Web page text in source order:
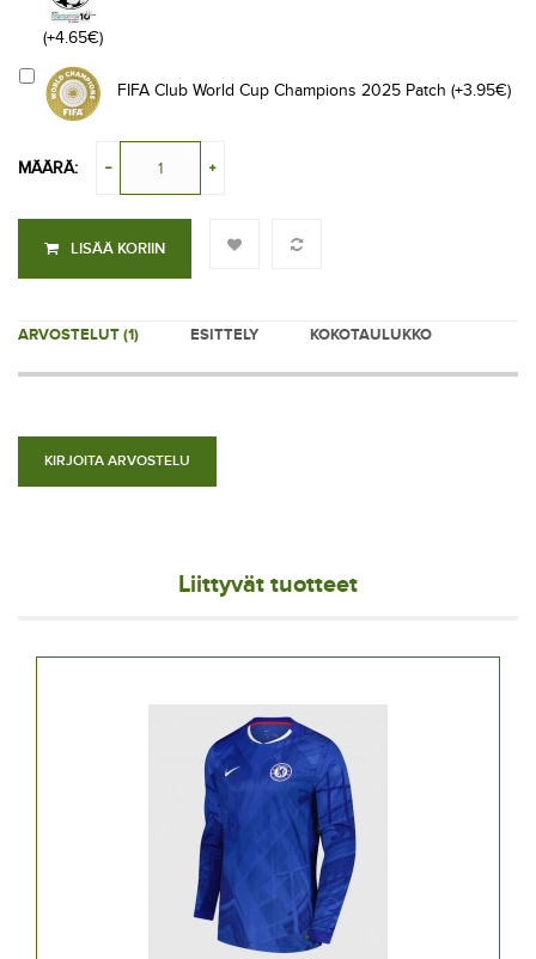
(+4.65€)
FIFA Club World Cup Champions 2025 Patch (+3.95€)
MÄÄRÄ:
LISÄÄ KORIIN
ARVOSTELUT (1) ESITTELY KOKOTAULUKKO
KIRJOITA ARVOSTELU
Liittyvät tuotteet